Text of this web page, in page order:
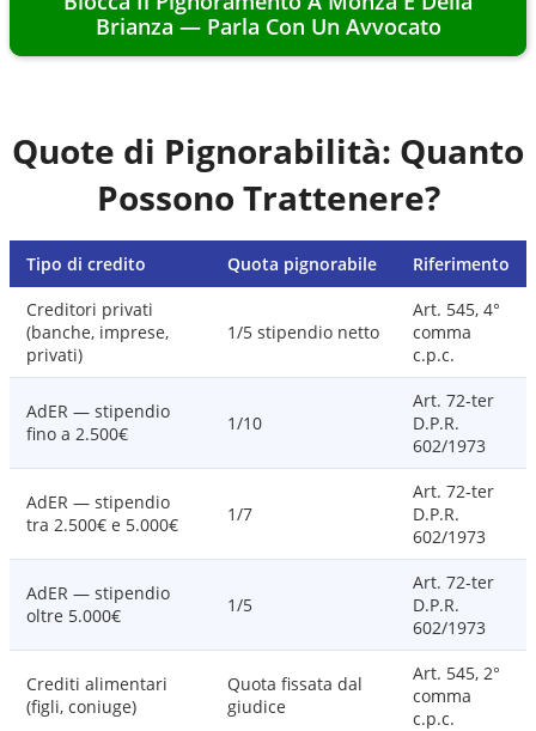
Brianza — Parla Con Un Avvocato
Quote di Pignorabilità: Quanto
Possono Trattenere?
Tipo di credito Quota pignorabile
Riferimento
Creditori privati
(banche, imprese,
privati)
1/5 stipendio netto
Art. 545, 4°
comma
c.p.c.
AdER — stipendio
fino a 2.500€
1/10
Art. 72-ter
D.P.R.
602/1973
AdER — stipendio
tra 2.500€ e 5.000€
1/7
Art. 72-ter
D.P.R.
602/1973
AdER — stipendio
oltre 5.000€
1/5
Art. 72-ter
D.P.R.
602/1973
Crediti alimentari
(figli, coniuge)
Quota fissata dal
giudice
Art. 545, 2°
comma
c.p.c.